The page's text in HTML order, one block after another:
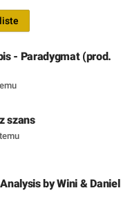
- Paradygmat (prod.
szans
by Wini & Daniel